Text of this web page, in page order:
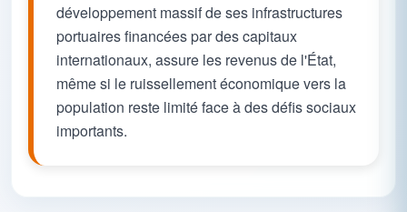
développement massif de ses infrastructures
portuaires financées par des capitaux
internationaux, assure les revenus de l'État,
même si le ruissellement économique vers la
population reste limité face à des défis sociaux
importants.